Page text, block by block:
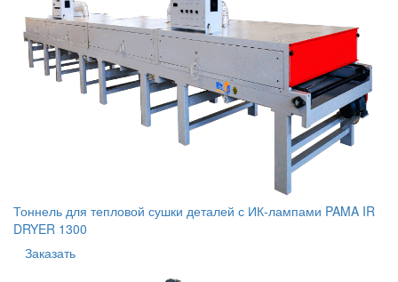
Тоннель для тепловой сушки деталей с ИК-лампами PAMA IR
DRYER 1300
Заказать